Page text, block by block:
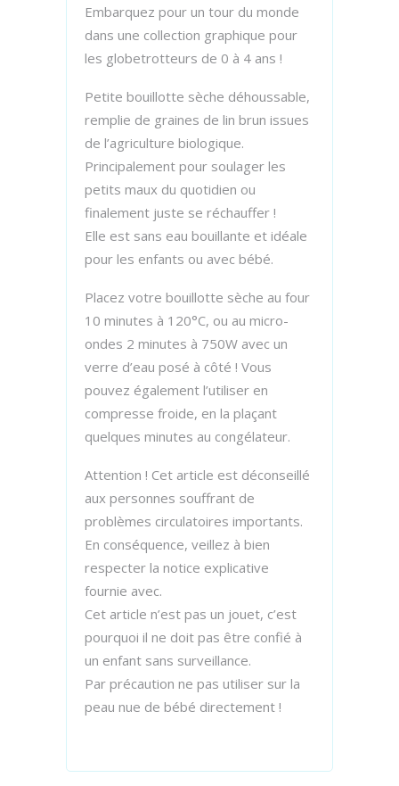
Embarquez pour un tour du monde
dans une collection graphique pour
les globetrotteurs de 0 à 4 ans !
Petite bouillotte sèche déhoussable,
remplie de graines de lin brun issues
de l’agriculture biologique.
Principalement pour soulager les
petits maux du quotidien ou
finalement juste se réchauffer !
Elle est sans eau bouillante et idéale
pour les enfants ou avec bébé.
Placez votre bouillotte sèche au four
10 minutes à 120°C, ou au micro-
ondes 2 minutes à 750W avec un
verre d’eau posé à côté ! Vous
pouvez également l’utiliser en
compresse froide, en la plaçant
quelques minutes au congélateur.
Attention ! Cet article est déconseillé
aux personnes souffrant de
problèmes circulatoires importants.
En conséquence, veillez à bien
respecter la notice explicative
fournie avec.
Cet article n’est pas un jouet, c’est
pourquoi il ne doit pas être confié à
un enfant sans surveillance.
Par précaution ne pas utiliser sur la
peau nue de bébé directement !